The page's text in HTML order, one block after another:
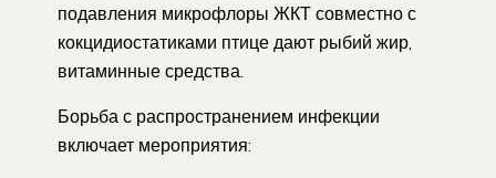
подавления микрофлоры ЖКТ совместно с
кокцидиостатиками птице дают рыбий жир,
витаминные средства.
Борьба с распространением инфекции
включает мероприятия: